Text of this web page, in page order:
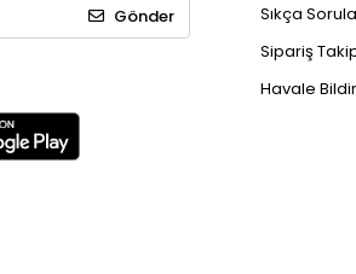
Gönder
Sıkça
Sipariş
Havale